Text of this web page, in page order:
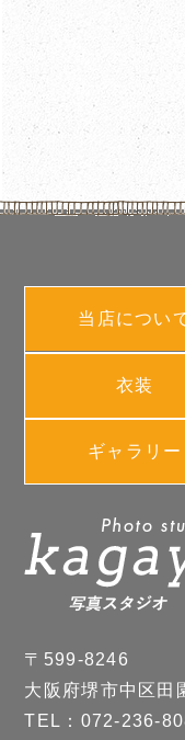
当店につい
衣装
ギャラリー
〒599-8246
大阪府堺市中区田
TEL：072-236-